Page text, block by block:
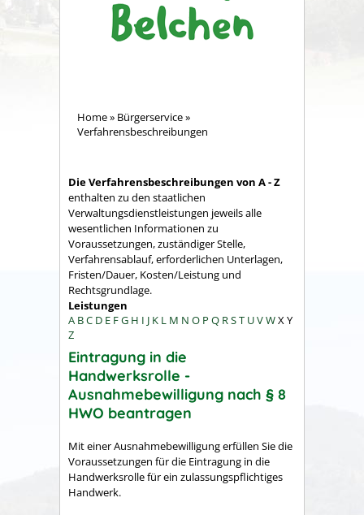
Home» Bürgerservice»
Verfahrensbeschreibungen
Die Verfahrensbeschreibungen von A - Z
enthalten zu den staatlichen
Verwaltungsdienstleistungen jeweils alle
wesentlichen Informationen zu
Voraussetzungen, zuständiger Stelle,
Verfahrensablauf, erforderlichen Unterlagen,
Fristen/Dauer, Kosten/Leistung und
Rechtsgrundlage.
Leistungen
A BC D E FG H I J K L M N O P Q RST UVWX Y
Z
Eintragung in die
Handwerksrolle -
Ausnahmebewilligung nach § 8
HWO beantragen
Mit einer Ausnahmebewilligung erfüllen Sie die
Voraussetzungen für die Eintragung in die
Handwerksrolle für ein zulassungspflichtiges
Handwerk.